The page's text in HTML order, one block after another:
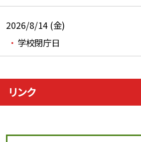
2026/8/14 (金)
学校閉庁日
リンク